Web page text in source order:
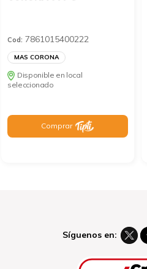
Cod: 7861015400222
MAS CORONA
Disponible en local
seleccionado
Comprar
Síguenos en: